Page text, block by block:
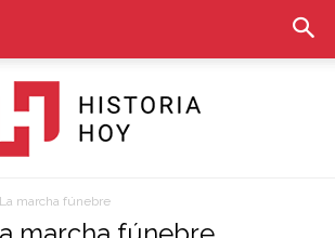
Historia
La marcha fúnebre